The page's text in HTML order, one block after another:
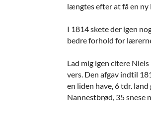
længtes efter at få en ny
I 1814 skete der igen
bedre forhold for
Lad mig igen citere
vers. Den afgav indtil
en liden have, 6 tdr.
Nannestbrød, 35 snese